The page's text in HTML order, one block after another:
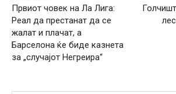
Првиот човек на Ла Лига:
Реал да престанат да се
жалат и плачат, а
Барселона ќе биде казнета
за „случајот Негреира“